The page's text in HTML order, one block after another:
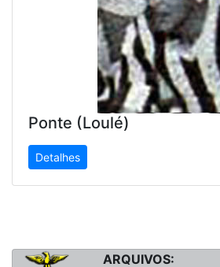
Ponte (Loulé)
Detalhes
ARQUIVOS: